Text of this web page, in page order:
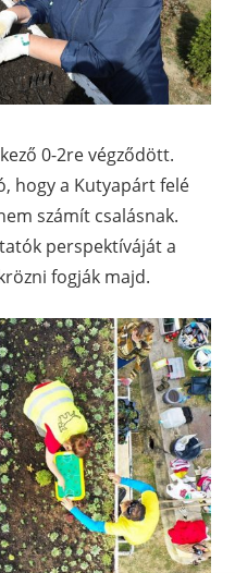
0-2re végződött.
hogy a Kutyapárt felé
számít csalásnak.
perspektíváját a
fogják majd.